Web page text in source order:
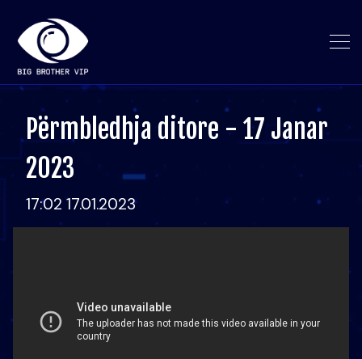
Përmbledhja ditore - 17 Janar
2023
17:02 17.01.2023